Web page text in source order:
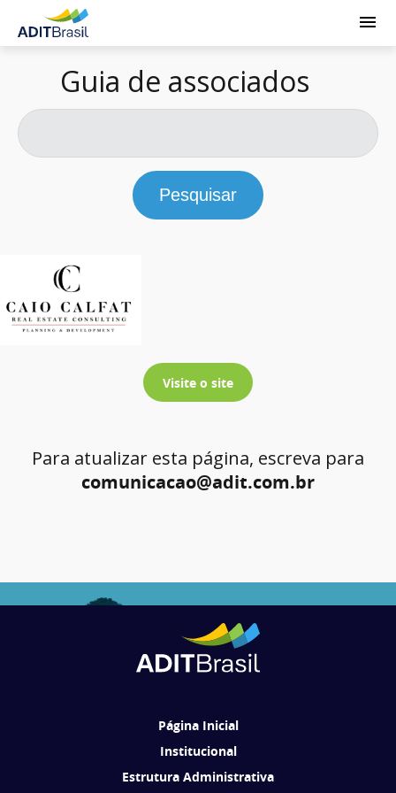
Guia de associados
Pesquisar
Visite o site
Para atualizar esta página, escreva para
comunicacao@adit.com.br
Página Inicial
Institucional
Estrutura Administrativa